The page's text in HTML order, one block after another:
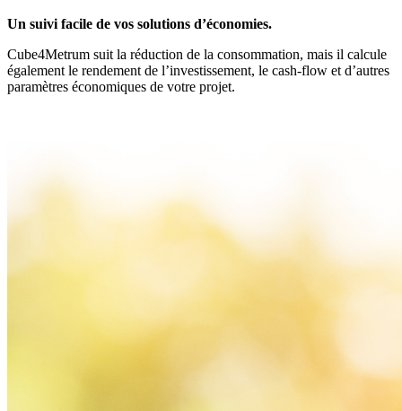
Un suivi facile de vos solutions d’économies.
Cube4Metrum suit la réduction de la consommation, mais il calcule
également le rendement de l’investissement, le cash-flow et d’autres
paramètres économiques de votre projet.